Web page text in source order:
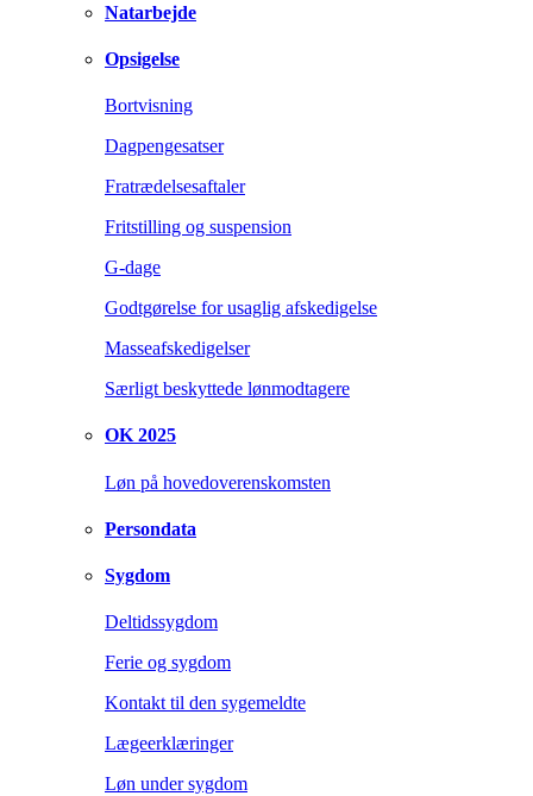
Natarbejde
Opsigelse
Bortvisning
Dagpengesatser
Fratrædelsesaftaler
Fritstilling og suspension
G-dage
Godtgørelse for usaglig afskedigelse
Masseafskedigelser
Særligt beskyttede lønmodtagere
OK 2025
Løn på hovedoverenskomsten
Persondata
Sygdom
Deltidssygdom
Ferie og sygdom
Kontakt til den sygemeldte
Lægeerklæringer
Løn under sygdom